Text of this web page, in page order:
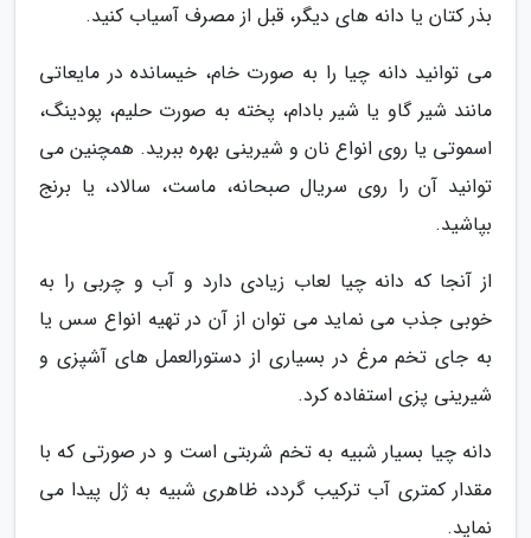
بذر کتان یا دانه های دیگر، قبل از مصرف آسیاب کنید.
می توانید دانه چیا را به صورت خام، خیسانده در مایعاتی
مانند شیر گاو یا شیر بادام، پخته به صورت حلیم، پودینگ،
اسموتی یا روی انواع نان و شیرینی بهره ببرید. همچنین می
توانید آن را روی سریال صبحانه، ماست، سالاد، یا برنج
بپاشید.
از آنجا که دانه چیا لعاب زیادی دارد و آب و چربی را به
خوبی جذب می نماید می توان از آن در تهیه انواع سس یا
به جای تخم مرغ در بسیاری از دستورالعمل های آشپزی و
شیرینی پزی استفاده کرد.
دانه چیا بسیار شبیه به تخم شربتی است و در صورتی که با
مقدار کمتری آب ترکیب گردد، ظاهری شبیه به ژل پیدا می
نماید.